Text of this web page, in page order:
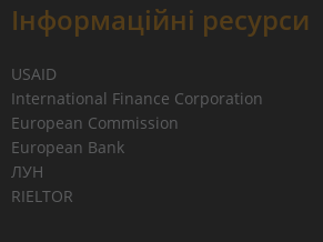
Інформаційні ресурси
USAID
International Finance Corporation
European Commission
European Bank
ЛУН
RIELTOR